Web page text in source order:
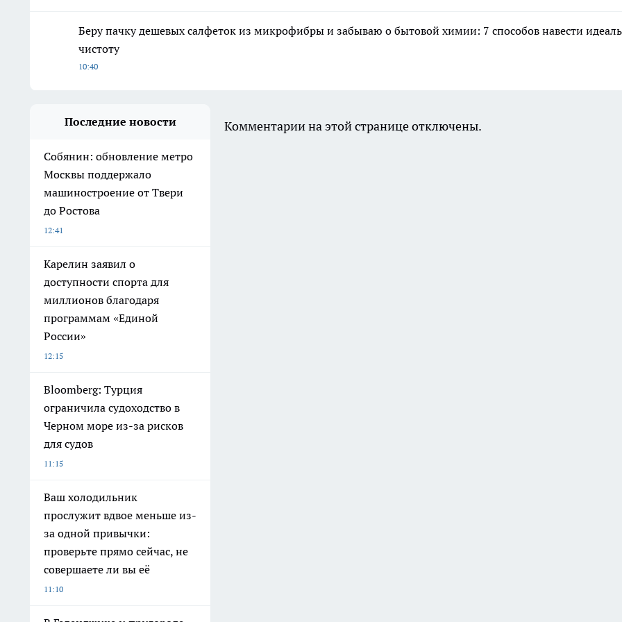
Беру пачку дешевых салфеток из микрофибры и забываю о бытовой химии: 7 способов навести
чистоту
10:40
Последние новости
Собянин: обновление метро
Москвы поддержало
машиностроение от Твери
до Ростова
12:41
Карелин заявил о
доступности спорта для
миллионов благодаря
программам «Единой
России»
12:15
Bloomberg: Турция
ограничила судоходство в
Черном море из-за рисков
для судов
11:15
Ваш холодильник
прослужит вдвое меньше из-
за одной привычки:
проверьте прямо сейчас, не
совершаете ли вы её
11:10
Комментарии на этой странице отключены.